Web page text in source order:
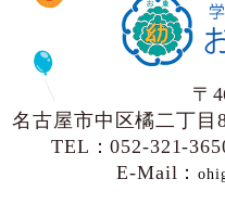
〒
名古屋市中区橘二丁目
TEL：052-321-
E-Mail：